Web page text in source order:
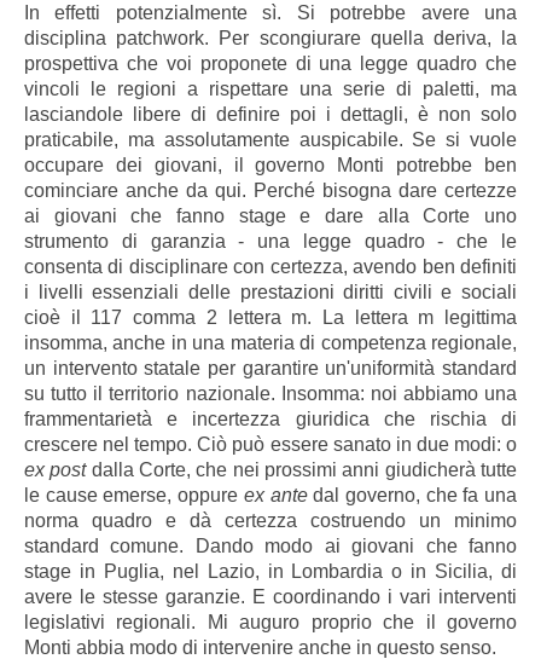
In effetti potenzialmente sì. Si potrebbe avere una
disciplina patchwork. Per scongiurare quella deriva, la
prospettiva che voi proponete di una legge quadro che
vincoli le regioni a rispettare una serie di paletti, ma
lasciandole libere di definire poi i dettagli, è non solo
praticabile, ma assolutamente auspicabile. Se si vuole
occupare dei giovani, il governo Monti potrebbe ben
cominciare anche da qui. Perché bisogna dare certezze
ai giovani che fanno stage e dare alla Corte uno
strumento di garanzia - una legge quadro - che le
consenta di disciplinare con certezza, avendo ben definiti
i livelli essenziali delle prestazioni diritti civili e sociali
cioè il 117 comma 2 lettera m. La lettera m legittima
insomma, anche in una materia di competenza regionale,
un intervento statale per garantire un'uniformità standard
su tutto il territorio nazionale. Insomma: noi abbiamo una
frammentarietà e incertezza giuridica che rischia di
crescere nel tempo. Ciò può essere sanato in due modi: o
ex postdalla Corte, che nei prossimi anni giudicherà tutte
le cause emerse, oppure ex antedal governo, che fa una
norma quadro e dà certezza costruendo un minimo
standard comune. Dando modo ai giovani che fanno
stage in Puglia, nel Lazio, in Lombardia o in Sicilia, di
avere le stesse garanzie. E coordinando i vari interventi
legislativi regionali. Mi auguro proprio che il governo
Monti abbia modo di intervenire anche in questo senso.